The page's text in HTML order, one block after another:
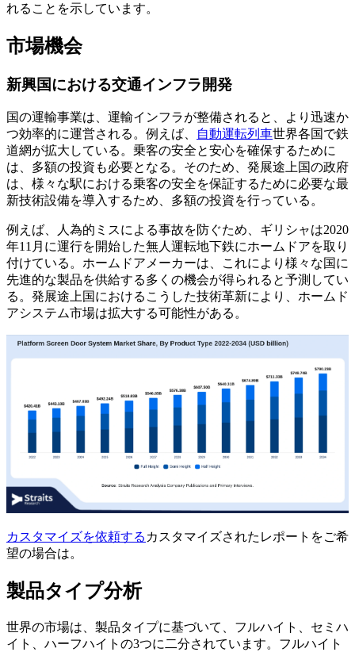
れることを示しています。
市場機会
新興国における交通インフラ開発
国の運輸事業は、運輸インフラが整備されると、より迅速か
つ効率的に運営される。例えば、
自動運転列車世界各国で鉄
道網が拡大している。乗客の安全と安心を確保するために
は、多額の投資も必要となる。そのため、発展途上国の政府
は、様々な駅における乗客の安全を保証するために必要な最
新技術設備を導入するため、多額の投資を行っている。
例えば、人為的ミスによる事故を防ぐため、ギリシャは2020
年11月に運行を開始した無人運転地下鉄にホームドアを取り
付けている。ホームドアメーカーは、これにより様々な国に
先進的な製品を供給する多くの機会が得られると予測してい
る。発展途上国におけるこうした技術革新により、ホームド
アシステム市場は拡大する可能性がある。
カスタマイズを依頼する カスタマイズされたレポートをご希
望の場合は。
製品タイプ分析
世界の市場は、製品タイプに基づいて、フルハイト、セミハ
イト、ハーフハイトの3つに二分されています。フルハイト